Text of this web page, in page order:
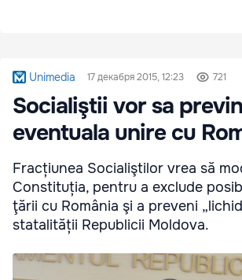
Unimedia 17 декабря 2015, 12:23 721
Socialiştii vor sa
eventuala unire cu
Fracțiunea Socialiştilor vrea să
Constituția, pentru a exclude
ţării cu România şi a preveni
statalității Republicii Moldova.